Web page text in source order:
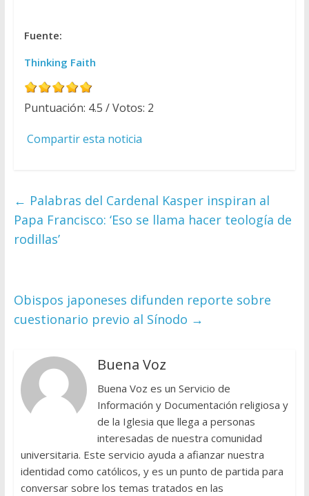
Fuente:
Thinking Faith
Puntuación: 4.5 / Votos: 2
Compartir esta noticia
← Palabras del Cardenal Kasper inspiran al
Papa Francisco: ‘Eso se llama hacer teología de
rodillas’
Obispos japoneses difunden reporte sobre
cuestionario previo al Sínodo →
Buena Voz
Buena Voz es un Servicio de
Información y Documentación religiosa y
de la Iglesia que llega a personas
interesadas de nuestra comunidad
universitaria. Este servicio ayuda a afianzar nuestra
identidad como católicos, y es un punto de partida para
conversar sobre los temas tratados en las